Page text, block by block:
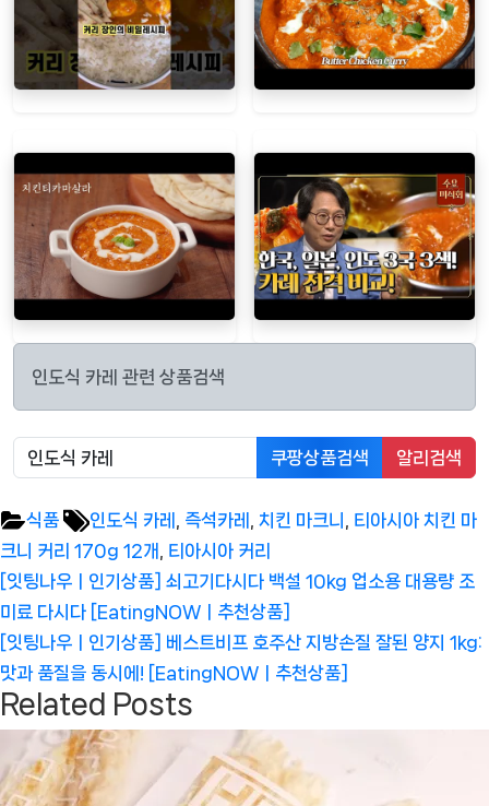
인도식 카레 관련 상품검색
쿠팡상품검색 알리검색
식품 Tags:
인도식 카레 즉석카레 치킨 마크니
티아시아 치킨 마
크니 커리 170g 12개
티아시아 커리
글
탐
색
Previous
Post:
[잇팅나우ㅣ인기상품] 쇠고기다시다 백설 10kg 업소용 대용량 조
미료 다시다 [EatingNOWㅣ추천상품]
Next
Post:
[잇팅나우ㅣ인기상품] 베스트비프 호주산 지방손질 잘된 양지 1kg:
맛과 품질을 동시에! [EatingNOWㅣ추천상품]
Related Posts